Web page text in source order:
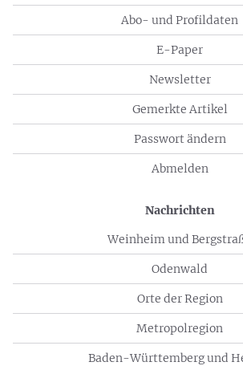
Abo- und Profildaten
E-Paper
Newsletter
Gemerkte Artikel
Passwort ändern
Abmelden
Nachrichten
Weinheim und
Odenwald
Orte der Region
Metropolregion
Baden-Württemberg und